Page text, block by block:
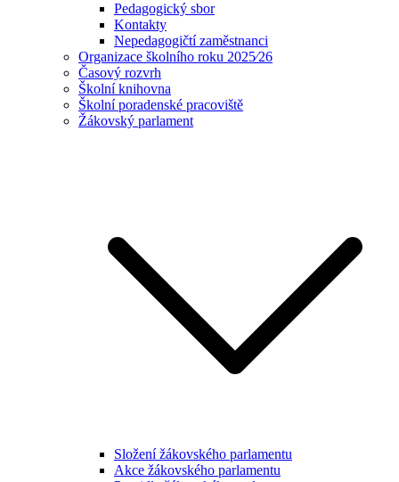
Pedagogický sbor
Kontakty
Nepedagogičtí zaměstnanci
Organizace školního roku 2025⁄26
Časový rozvrh
Školní knihovna
Školní poradenské pracoviště
Žákovský parlament
Složení žákovského parlamentu
Akce žákovského parlamentu